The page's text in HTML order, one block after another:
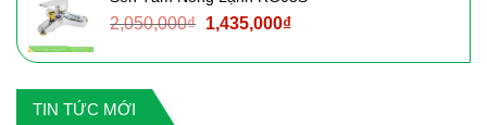
3,090,000₫.là:
2,160,000₫.
2,050,000₫ Giá
là:
1,435,000₫Giá
tại
TIN TỨC MỚI